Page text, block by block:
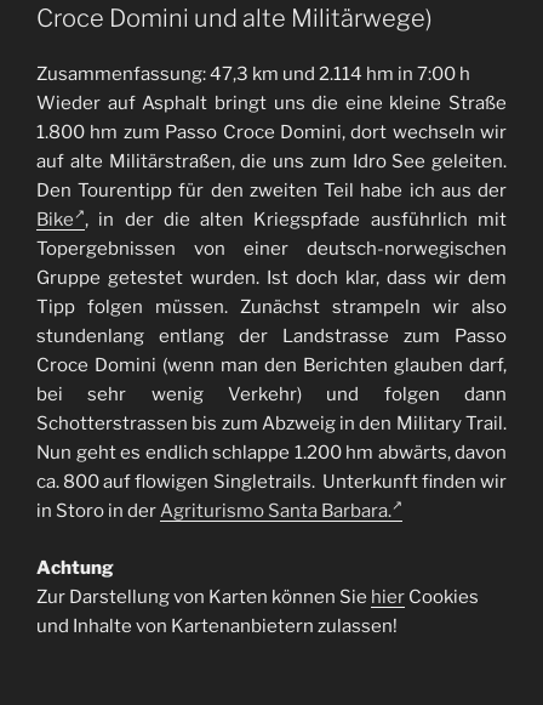
Croce Domini und alte Militärwege)
Zusammenfassung: 47,3 km und 2.114 hm in 7:00 h
Wieder auf Asphalt bringt uns die eine kleine Straße
1.800 hm zum Passo Croce Domini, dort wechseln wir
auf alte Militärstraßen, die uns zum Idro See geleiten.
Den Tourentipp für den zweiten Teil habe ich aus der
Bike , in der die alten Kriegspfade ausführlich mit
Topergebnissen von einer deutsch-norwegischen
Gruppe getestet wurden. Ist doch klar, dass wir dem
Tipp folgen müssen. Zunächst strampeln wir also
stundenlang entlang der Landstrasse zum Passo
Croce Domini (wenn man den Berichten glauben darf,
bei sehr wenig Verkehr) und folgen dann
Schotterstrassen bis zum Abzweig in den Military Trail.
Nun geht es endlich schlappe 1.200 hm abwärts, davon
ca. 800 auf flowigen Singletrails. Unterkunft finden wir
in Storo in derAgriturismo Santa Barbara.
Achtung
Zur Darstellung von Karten können Sie hier Cookies
und Inhalte von Kartenanbietern zulassen!